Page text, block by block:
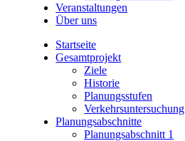
Veranstaltungen
Über uns
Startseite
Gesamtprojekt
Ziele
Historie
Planungsstufen
Verkehrsuntersuchung
Planungsabschnitte
Planungsabschnitt 1